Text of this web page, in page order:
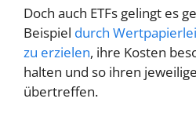
Doch auch ETFs gelingt es
Beispiel durch
zu erzielen, ihre Kosten
halten und so ihren
übertreffen.